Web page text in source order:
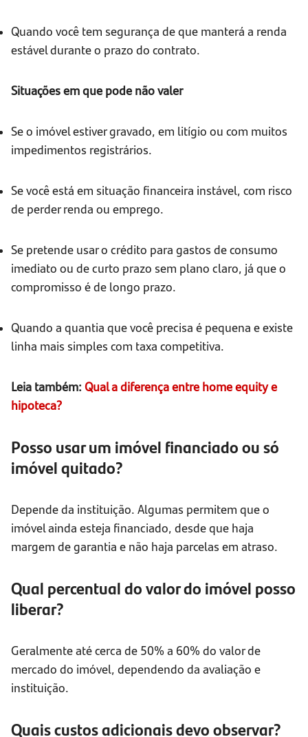
Quando você tem segurança de que manterá a renda
estável durante o prazo do contrato.
Situações em que pode não valer
Se o imóvel estiver gravado, em litígio ou com muitos
impedimentos registrários.
Se você está em situação financeira instável, com risco
de perder renda ou emprego.
Se pretende usar o crédito para gastos de consumo
imediato ou de curto prazo sem plano claro, já que o
compromisso é de longo prazo.
Quando a quantia que você precisa é pequena e existe
linha mais simples com taxa competitiva.
Leia também: Qual a diferença entre home equity e
hipoteca?
Posso usar um imóvel financiado ou só
imóvel quitado?
Depende da instituição. Algumas permitem que o
imóvel ainda esteja financiado, desde que haja
margem de garantia e não haja parcelas em atraso.
Qual percentual do valor do imóvel posso
liberar?
Geralmente até cerca de 50% a 60% do valor de
mercado do imóvel, dependendo da avaliação e
instituição.
Quais custos adicionais devo observar?